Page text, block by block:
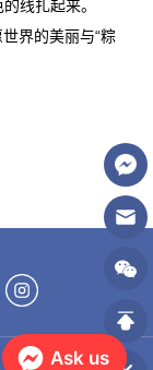
Ask us